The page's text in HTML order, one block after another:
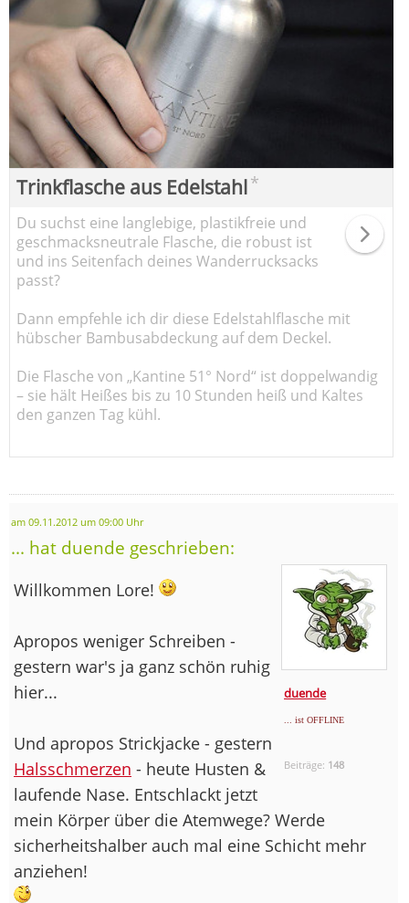
Trinkflasche aus Edelstahl*
Du suchst eine langlebige, plastikfreie und
geschmacksneutrale Flasche, die robust ist
und ins Seitenfach deines Wanderrucksacks
passt?
Dann empfehle ich dir diese Edelstahlflasche mit
hübscher Bambusabdeckung auf dem Deckel.
Die Flasche von „Kantine 51° Nord“ ist doppelwandig
– sie hält Heißes bis zu 10 Stunden heiß und Kaltes
den ganzen Tag kühl.
am 09.11.2012 um 09:00 Uhr
... hat duende geschrieben:
duende
... ist OFFLINE
Beiträge: 148
Willkommen Lore!
Apropos weniger Schreiben -
gestern war's ja ganz schön ruhig
hier...
Und apropos Strickjacke - gestern
Halsschmerzen - heute Husten &
laufende Nase. Entschlackt jetzt
mein Körper über die Atemwege? Werde
sicherheitshalber auch mal eine Schicht mehr
anziehen!